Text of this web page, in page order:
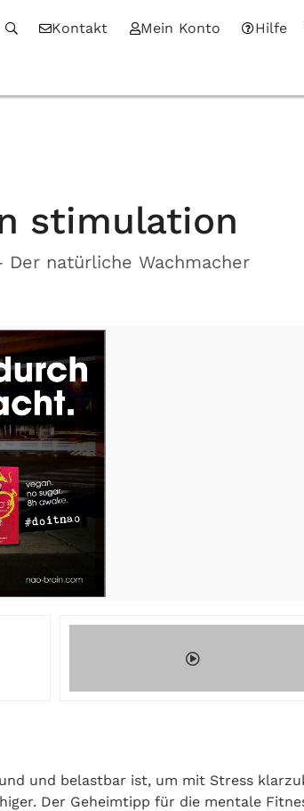
Kontakt Mein Konto Hilfe
stimulation
natürliche Wachmacher
und belastbar ist, um mit Stress
Der Geheim­tipp für die mentale